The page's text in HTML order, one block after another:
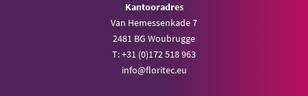
Kantooradres
Van Hemessenkade 7
2481 BG Woubrugge
T: +31 (0)172 518 963
info@floritec.eu